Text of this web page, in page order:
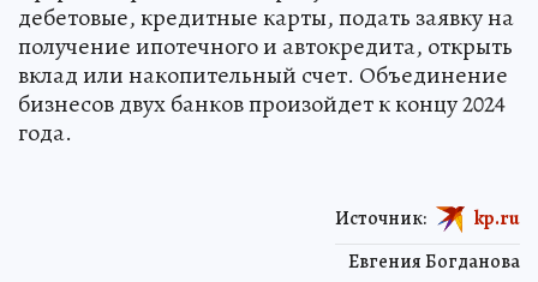
дебетовые, кредитные карты, подать заявку на
получение ипотечного и автокредита, открыть
вклад или накопительный счет. Объединение
бизнесов двух банков произойдет к концу 2024
года.
Евгения Богданова
Источник: kp.ru